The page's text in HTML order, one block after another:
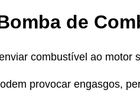
de
combustível ao motor
provocar engasgos,